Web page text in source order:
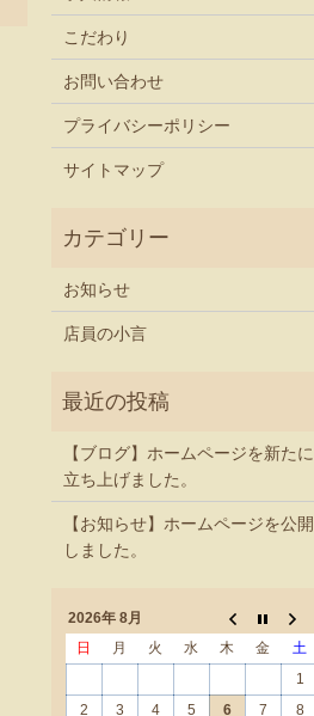
こだわり
お問い合わせ
プライバシーポリシー
サイトマップ
お知らせ
店員の小言
【ブログ】ホームページを新たに
立ち上げました。
【お知らせ】ホームページを公開
しました。
2026年 8月
日
月 火 水 木 金
土
1
2
3 4 5 6 7 8